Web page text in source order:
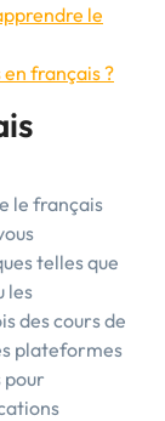
le
en français ?
le français
telles que
les
des cours de
plateformes
pour